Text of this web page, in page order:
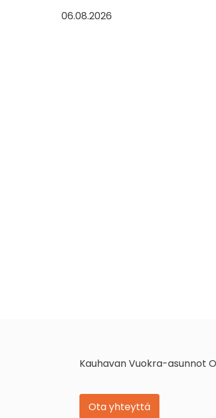
06.08.2026
Kauhavan Vuokra-asunnot
Ota yhteyttä